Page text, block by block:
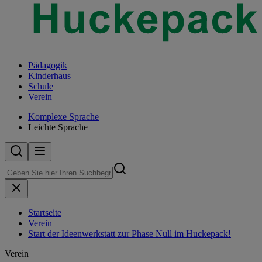
Pädagogik
Kinderhaus
Schule
Verein
Komplexe Sprache
Leichte Sprache
Startseite
Verein
Start der Ideenwerkstatt zur Phase Null im Huckepack!
Verein